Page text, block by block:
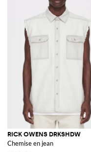
RICK OWENS DRKSHDW
Chemise en jean